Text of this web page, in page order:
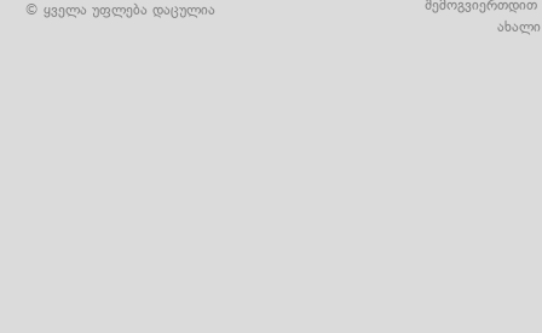
© ყველა უფლება დაცულია
შემოგვიერთდით
ახალი